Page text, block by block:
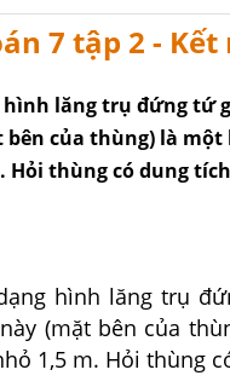
7 tập 2 -
hình lăng trụ đứng tứ
bên của thùng) là
Hỏi thùng có dung
hình lăng trụ
(mặt bên của
1,5 m. Hỏi thùng